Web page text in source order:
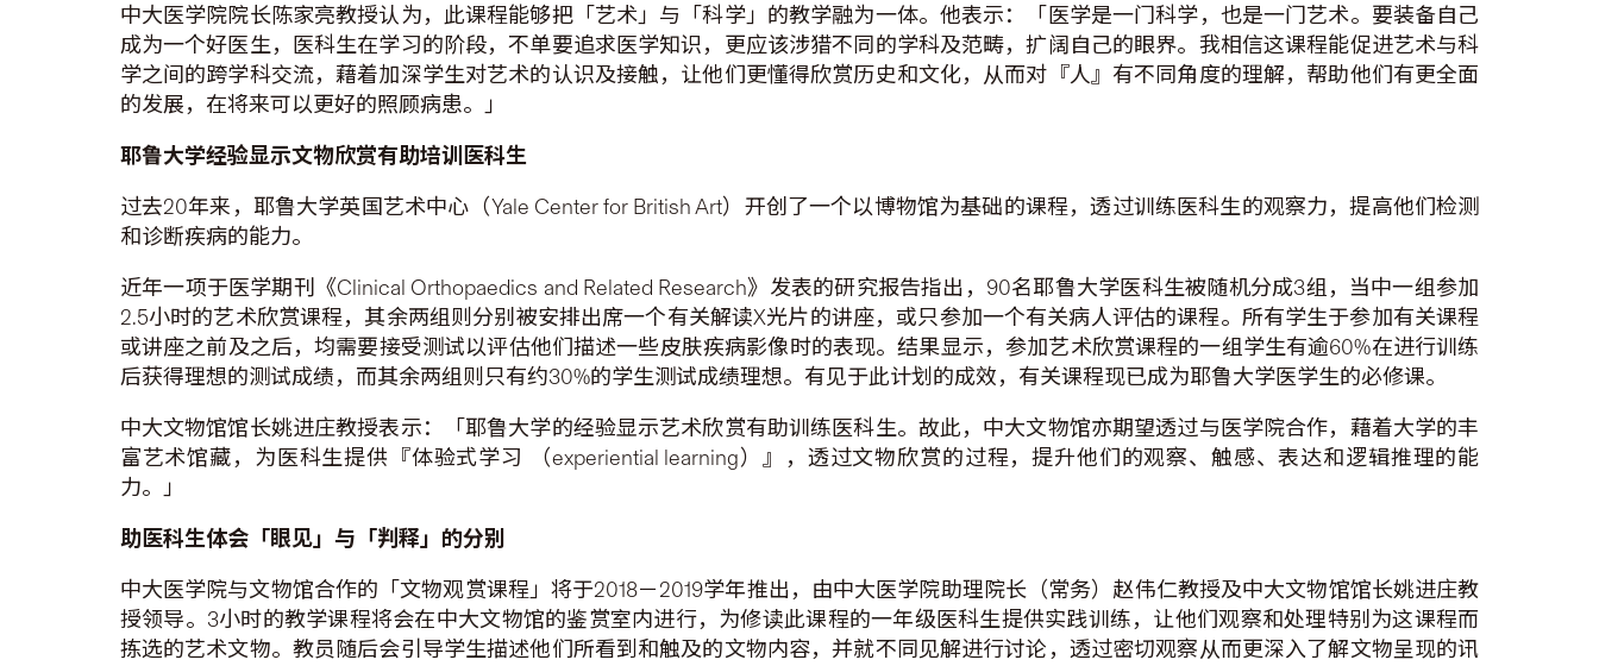
中大医学院院长陈家亮教授认为，此课程能够把「艺术」与「科学」的教学融为一体。他表示：「医学是一门科学，也是一门艺术。要装备自己
成为一个好医生，医科生在学习的阶段，不单要追求医学知识，更应该涉猎不同的学科及范畴，扩阔自己的眼界。我相信这课程能促进艺术与科
学之间的跨学科交流，藉着加深学生对艺术的认识及接触，让他们更懂得欣赏历史和文化，从而对『人』有不同角度的理解，帮助他们有更全面
的发展，在将来可以更好的照顾病患。」
耶鲁大学经验显示文物欣赏有助培训医科生
过去20年来，耶鲁大学英国艺术中心（Yale Center for British Art）开创了一个以博物馆为基础的课程，透过训练医科生的观察力，提高他们检测
和诊断疾病的能力。
近年一项于医学期刊《Clinical Orthopaedics and Related Research》发表的研究报告指出，90名耶鲁大学医科生被随机分成3组，当中一组参加
2.5小时的艺术欣赏课程，其余两组则分别被安排出席一个有关解读X光片的讲座，或只参加一个有关病人评估的课程。所有学生于参加有关课程
或讲座之前及之后，均需要接受测试以评估他们描述一些皮肤疾病影像时的表现。结果显示，参加艺术欣赏课程的一组学生有逾60%在进行训练
后获得理想的测试成绩，而其余两组则只有约30%的学生测试成绩理想。有见于此计划的成效，有关课程现已成为耶鲁大学医学生的必修课。
中大文物馆馆长姚进庄教授表示：「耶鲁大学的经验显示艺术欣赏有助训练医科生。故此，中大文物馆亦期望透过与医学院合作，藉着大学的丰
富艺术馆藏，为医科生提供『体验式学习 （experiential learning）』，透过文物欣赏的过程，提升他们的观察、触感、表达和逻辑推理的能
力。」
助医科生体会「眼见」与「判释」的分别
中大医学院与文物馆合作的「文物观赏课程」将于2018－2019学年推出，由中大医学院助理院长（常务）赵伟仁教授及中大文物馆馆长姚进庄教
授领导。3小时的教学课程将会在中大文物馆的鉴赏室内进行，为修读此课程的一年级医科生提供实践训练，让他们观察和处理特别为这课程而
拣选的艺术文物。教员随后会引导学生描述他们所看到和触及的文物内容，并就不同见解进行讨论，透过密切观察从而更深入了解文物呈现的讯